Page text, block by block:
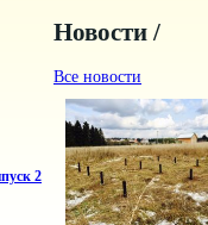
2
Новости /
Все новости